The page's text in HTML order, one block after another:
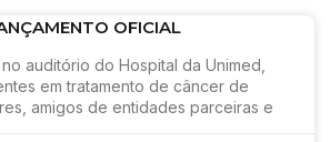
OFICIAL
auditório do Hospital da Unimed,
em tratamento de câncer de
amigos de entidades parceiras e